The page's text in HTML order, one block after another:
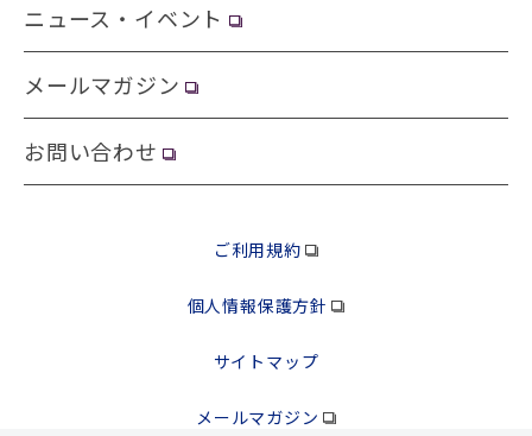
ニュース・イベント
メールマガジン
お問い合わせ
ご利用規約
個人情報保護方針
サイトマップ
メールマガジン